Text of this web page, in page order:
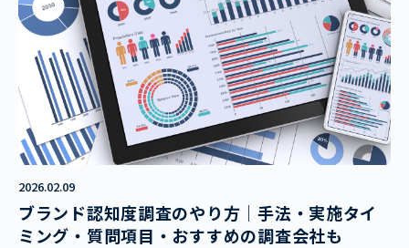
2026.02.09
ブランド認知度調査のやり方｜手法・実施タイ
ミング・質問項目・おすすめの調査会社も